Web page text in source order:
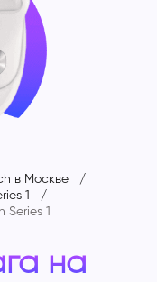
в Москве
1
Series 1
на